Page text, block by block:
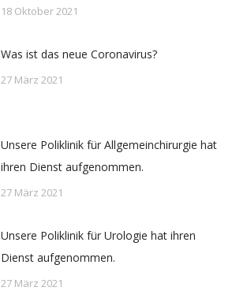
18 Oktober 2021
Was ist das neue Coronavirus?
27 März 2021
Unsere Poliklinik für Allgemeinchirurgie hat
ihren Dienst aufgenommen.
27 März 2021
Unsere Poliklinik für Urologie hat ihren
Dienst aufgenommen.
27 März 2021